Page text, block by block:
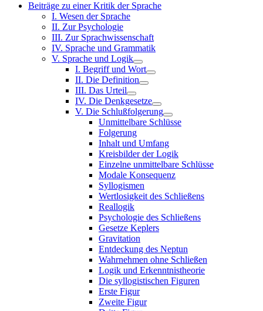
Beiträge zu einer Kritik der Sprache
I. Wesen der Sprache
II. Zur Psychologie
III. Zur Sprachwissenschaft
IV. Sprache und Grammatik
V. Sprache und Logik
I. Begriff und Wort
II. Die Definition
III. Das Urteil
IV. Die Denkgesetze
V. Die Schlußfolgerung
Unmittelbare Schlüsse
Folgerung
Inhalt und Umfang
Kreisbilder der Logik
Einzelne unmittelbare Schlüsse
Modale Konsequenz
Syllogismen
Wertlosigkeit des Schließens
Reallogik
Psychologie des Schließens
Gesetze Keplers
Gravitation
Entdeckung des Neptun
Wahrnehmen ohne Schließen
Logik und Erkenntnistheorie
Die syllogistischen Figuren
Erste Figur
Zweite Figur